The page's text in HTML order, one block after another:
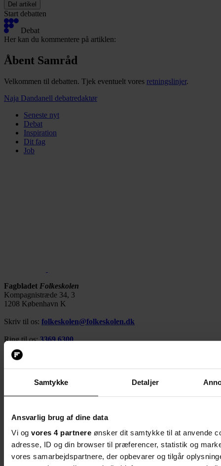
Samtykke Detaljer
Ansvarlig brug af dine data
Vi og vores 4 partnere ønsker dit samtykke til at anvende
adresse, ID og din browser til præferencer, statistik og
vores samarbejdspartnere, der opbevarer og tilgår
Del artikel
Start debatten
Debat
Her kan du kommentere på artiklen:
Åbent Samråd
Velkommen til debatten. Tjek eventuelt vores retningslinjer.
Naja Dandanell debatredaktør
Seneste nyt
Debat
Inspiration
Dit fag
Job
Fagbladet Folkeskolen
Kompagnistræde 34, 3
1208 København K
Skriv til os: folkeskolen@folkeskolen.dk
Ring til os:3369 6300
Søg på Folkeskolen…
Debat
Nyhedsbreve
Lærerprofession.dk
Magasin